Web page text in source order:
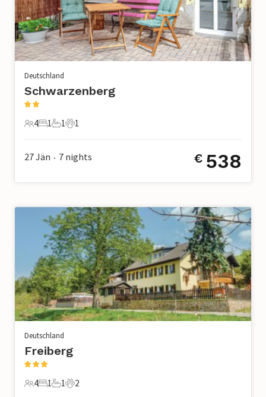
Deutschland
Schwarzenberg
4 Gäste
4
1 Schlafzimmer
1
1 Badezimmer
1
1 Haustier
1
27 Jän • 7 nights € 538
Deutschland
Freiberg
4 Gäste
4
1 Schlafzimmer
1
1 Badezimmer
1
2 Haustiere
2